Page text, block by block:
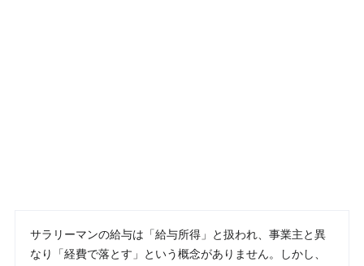
サラリーマンの給与は「給与所得」と扱われ、事業主と異
なり「経費で落とす」という概念がありません。しかし、